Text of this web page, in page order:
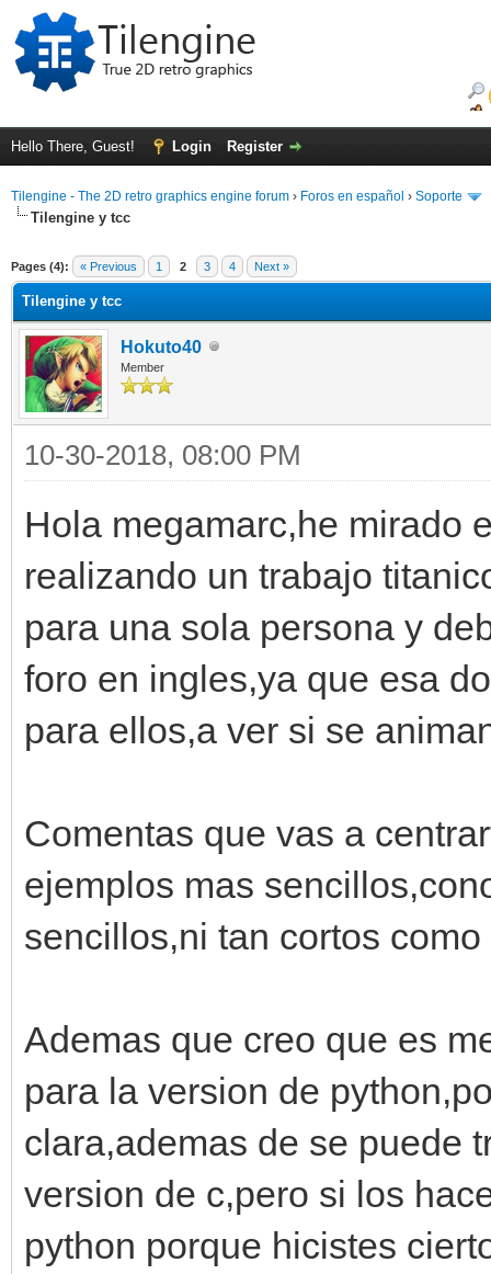
Hello There, Guest! Login Register
Tilengine - The 2D retro graphics engine forum › Foros en español › Soporte
Tilengine y tcc
Pages (4): « Previous 1 2 3 4 Next »
Tilengine y tcc
Hokuto40
Member
10-30-2018, 08:00 PM
Hola megamarc,he mirado
realizando un trabajo
para una sola persona y
foro en ingles,ya que esa
para ellos,a ver si se
Comentas que vas a
ejemplos mas
sencillos,ni tan cortos
Ademas que creo que es
para la version de
clara,ademas de se puede
version de c,pero si los
python porque hicistes